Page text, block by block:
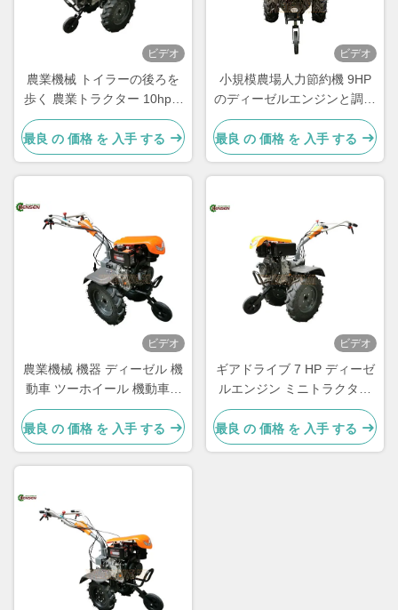
ビデオ
農業機械 トイラーの後ろを
歩く 農業トラクター 10hp 2
輪ミニディーゼルトラクター
最良 の 価格 を 入手 する
ビデオ
小規模農場人力節約機 9HP
のディーゼルエンジンと調整
可能なハンドル
最良 の 価格 を 入手 する
ビデオ
農業機械 機器 ディーゼル 機
動車 ツーホイール 機動車 7
馬力 手動トラクター
最良 の 価格 を 入手 する
ビデオ
ギアドライブ 7 HP ディーゼ
ルエンジン ミニトラクター
小規模農場耕作用
最良 の 価格 を 入手 する